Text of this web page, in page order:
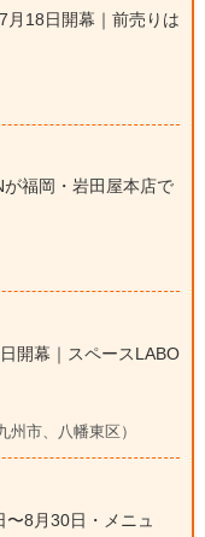
月18日開幕｜前売りは
福岡・岩田屋本店で
開幕｜スペースLABO
市、八幡東区）
8月30日・メニュ